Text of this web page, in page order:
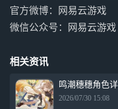
官方微博：网易云游戏
微信公众号：网易云游戏
相关资讯
鸣潮穗穗角色
2026/07/30 15:08